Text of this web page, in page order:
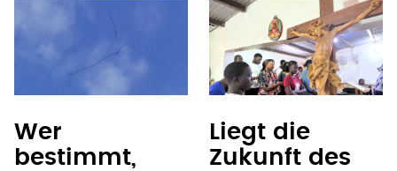
Wer
bestimmt,
Liegt die
Zukunft des